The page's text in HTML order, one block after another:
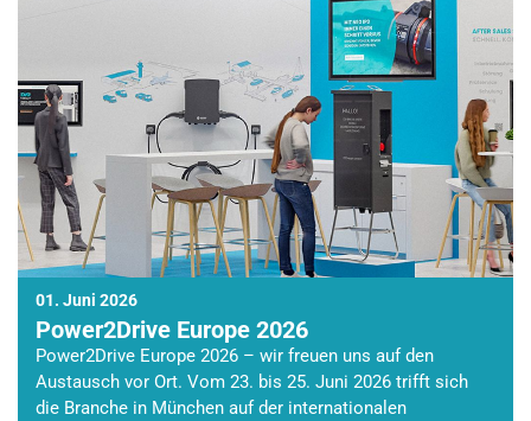
01. Juni 2026
Power2Drive Europe 2026
Power2Drive Europe 2026 – wir freuen uns auf den
Austausch vor Ort. Vom 23. bis 25. Juni 2026 trifft sich
die Branche in München auf der internationalen